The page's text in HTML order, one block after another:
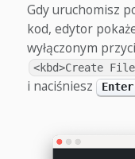
Gdy uruchomisz
kod, edytor
wyłączonym
<kbd>Create
i naciśniesz
Enter